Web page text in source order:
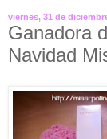
viernes, 31 de
Ganadora
Navidad